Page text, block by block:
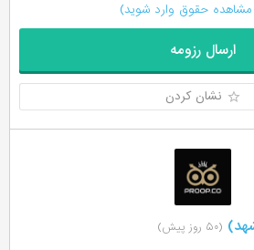
مشاهده حقوق وارد شوید)
ارسال رزومه
نشان کردن
(۵۰ روز پیش)